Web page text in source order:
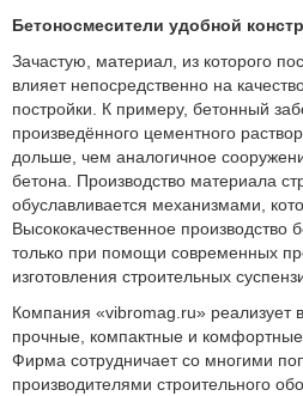
Бетоносмесители удобной
Зачастую, материал, из которого
влияет непосредственно на
постройки. К примеру, бетонный
произведённого цементного
дольше, чем аналогичное
бетона. Производство материала
обуславливается механизмами,
Высококачественное производство
только при помощи современных
изготовления строительных
Компания «vibromag.ru» реализует
прочные, компактные и комфортные
Фирма сотрудничает со многими
производителями строительного